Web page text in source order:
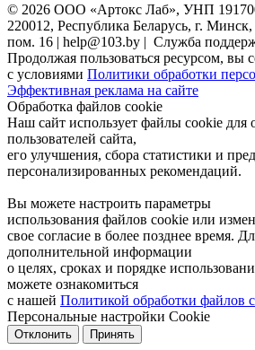
© 2026 ООО «Артокс Лаб», УНП
220012, Республика Беларусь, г.
пом. 16 | help@103.by | Служба
Продолжая пользоваться ресурсом, вы
с условиями Политики обработки
Эффективная реклама на сайте
Обработка файлов cookie
Наш сайт использует файлы cookie для
пользователей сайта,
его улучшения, сбора статистики и
персонализированных рекомендаций.
Вы можете настроить параметры
использования файлов cookie или
свое согласие в более позднее время.
дополнительной информации
о целях, сроках и порядке
можете ознакомиться
с нашей Политикой обработки файлов
Персональные настройки Cookie
Отклонить Принять